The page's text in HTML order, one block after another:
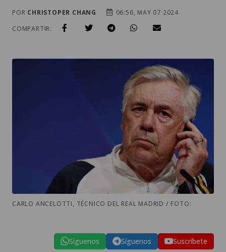
POR CHRISTOPER CHANG
06:56, MAY 07 2024
COMPARTIR:
CARLO ANCELOTTI, TÉCNICO DEL REAL MADRID / FOTO:
Síguenos Síguenos Suscríbete